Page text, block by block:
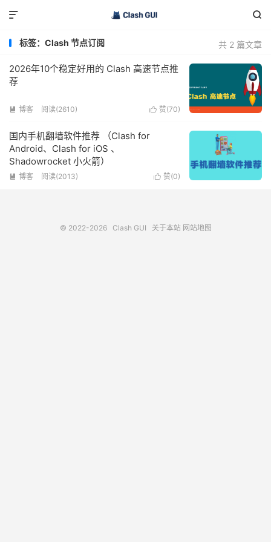


共 2 篇文章
标签：Clash 节点订阅
2026年10个稳定好用的 Clash 高速节点推
荐
 赞(70)
 博客 阅读(2610)
国内手机翻墙软件推荐 （Clash for
Android、Clash for iOS 、
Shadowrocket 小火箭）
 赞(0)
 博客 阅读(2013)
© 2022-2026 Clash GUI 关于本站 网站地图